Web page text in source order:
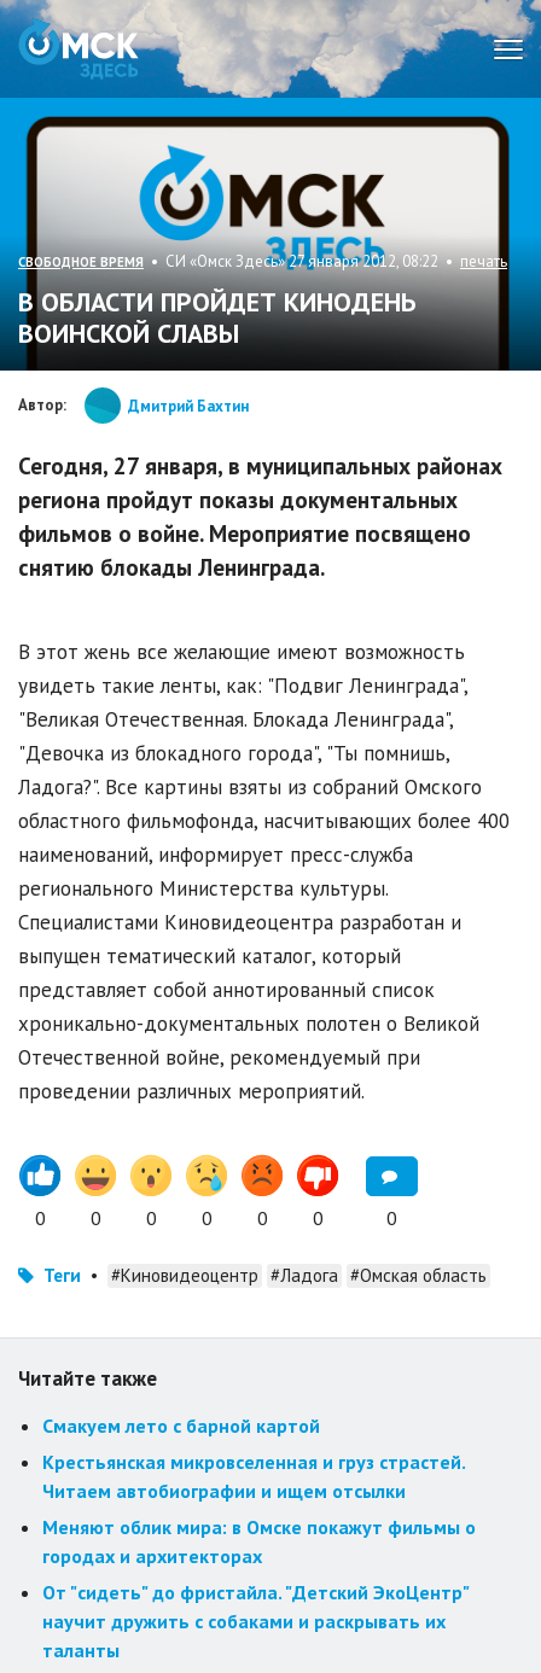
СВОБОДНОЕ ВРЕМЯ • СИ «Омск Здесь» 27 января 2012, 08:22 • печать
В ОБЛАСТИ ПРОЙДЕТ КИНОДЕНЬ
ВОИНСКОЙ СЛАВЫ
Автор: Дмитрий Бахтин
Сегодня, 27 января, в муниципальных районах
региона пройдут показы документальных
фильмов о войне. Мероприятие посвящено
снятию блокады Ленинграда.
В этот жень все желающие имеют возможность
увидеть такие ленты, как: "Подвиг Ленинграда",
"Великая Отечественная. Блокада Ленинграда",
"Девочка из блокадного города", "Ты помнишь,
Ладога?". Все картины взяты из собраний Омского
областного фильмофонда, насчитывающих более 400
наименований, информирует пресс-служба
регионального Министерства культуры.
Специалистами Киновидеоцентра разработан и
выпущен тематический каталог, который
представляет собой аннотированный список
хроникально-документальных полотен о Великой
Отечественной войне, рекомендуемый при
проведении различных мероприятий.
0 0 0 0 0 0 0
Теги • #Киновидеоцентр #Ладога #Омская область
Читайте также
Смакуем лето с барной картой
Крестьянская микровселенная и груз страстей.
Читаем автобиографии и ищем отсылки
Меняют облик мира: в Омске покажут фильмы о
городах и архитекторах
От "сидеть" до фристайла. "Детский ЭкоЦентр"
научит дружить с собаками и раскрывать их
таланты